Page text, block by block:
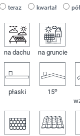
teraz kwartał
na dachu na gruncie
płaski 15o